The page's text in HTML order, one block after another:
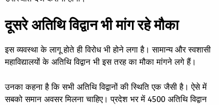
दूसरे अतिथि विद्वान भी मांग रहे मौका
इस व्यवस्था के लागू होते ही विरोध भी होने लगा है। सामान्य और स्वशासी
महाविद्यालयों के अतिथि विद्वान भी इस तरह का मौका मांगने लगे हैं।
उनका कहना है कि सभी अतिथि विद्वानों की स्थिति एक जैसी है। ऐसे में
सबको समान अवसर मिलना चाहिए। प्रदेश भर में 4500 अतिथि विद्वान